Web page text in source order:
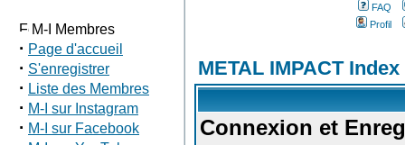
M-I Membres
· Page d'accueil
· S'enregistrer
· Liste des Membres
· M-I sur Instagram
· M-I sur Facebook
FAQ
Profil
METAL IMPACT
Connexion et